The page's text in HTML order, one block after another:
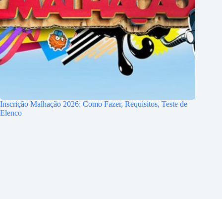
Inscrição Malhação 2026: Como Fazer, Requisitos, Teste de
Elenco